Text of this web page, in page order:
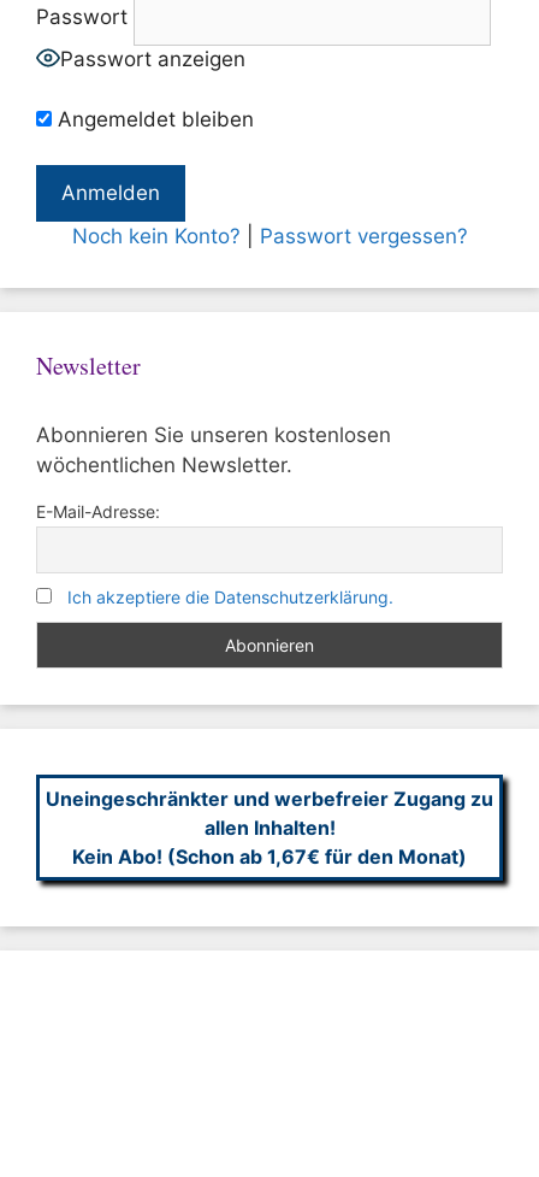
Passwort
Passwort anzeigen
Angemeldet bleiben
Noch kein Konto? Passwort vergessen?
Newsletter
Abonnieren Sie unseren kostenlosen
wöchentlichen Newsletter.
E-Mail-Adresse:
Ich akzeptiere die Datenschutzerklärung.
Uneingeschränkter und werbefreier Zugang zu
allen Inhalten!
Kein Abo! (Schon ab 1,67€ für den Monat)